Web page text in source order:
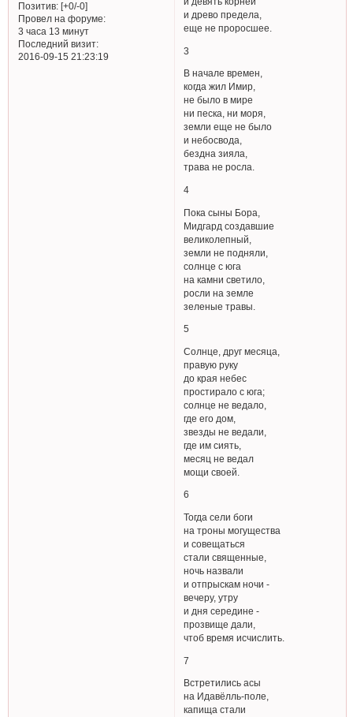
Позитив: [+0/-0]
Провел на форуме:
3 часа 13 минут
Последний визит:
2016-09-15 21:23:19
и древо предела,
еще не проросшее.
3
В начале времен,
когда жил Имир,
не было в мире
ни песка, ни моря,
земли еще не было
и небосвода,
бездна зияла,
трава не росла.
4
Пока сыны Бора,
Мидгард создавшие
великолепный,
земли не подняли,
солнце с юга
на камни светило,
росли на земле
зеленые травы.
5
Солнце, друг месяца,
правую руку
до края небес
простирало с юга;
солнце не ведало,
где его дом,
звезды не ведали,
где им сиять,
месяц не ведал
мощи своей.
6
Тогда сели боги
на троны могущества
и совещаться
стали священные,
ночь назвали
и отпрыскам ночи -
вечеру, утру
и дня середине -
прозвище дали,
чтоб время исчислить.
7
Встретились асы
на Идавёлль-поле,
капища стали